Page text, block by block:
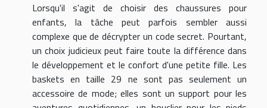
Lorsqu'il s'agit de choisir des chaussures pour
enfants, la tâche peut parfois sembler aussi
complexe que de décrypter un code secret. Pourtant,
un choix judicieux peut faire toute la différence dans
le développement et le confort d'une petite fille. Les
baskets en taille 29 ne sont pas seulement un
accessoire de mode; elles sont un support pour les